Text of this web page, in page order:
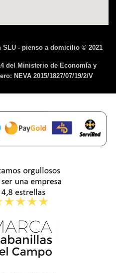
SLU - pienso a domicilio © 2021
del Ministerio de Economía y
NEVA 2015/1827/07/19/2/V